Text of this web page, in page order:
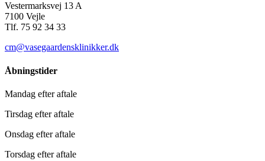
Vestermarksvej 13 A
7100 Vejle
Tlf. 75 92 34 33
cm@vasegaardensklinikker.dk
Åbningstider
Mandag efter aftale
Tirsdag efter aftale
Onsdag efter aftale
Torsdag efter aftale